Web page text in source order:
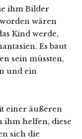
ihm Bilder
wären
Kind werde,
Es baut
sein müssten,
und ein
einer äußeren
helfen, diese
sich die